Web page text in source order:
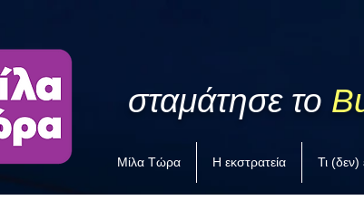
σταμάτησε το
Μίλα Τώρα Η εκστρατεία Τι (δεν)